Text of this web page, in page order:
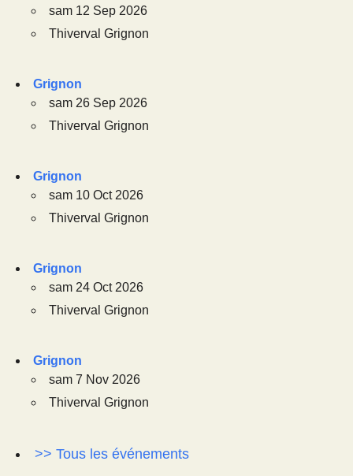
sam 12 Sep 2026
Thiverval Grignon
Grignon
sam 26 Sep 2026
Thiverval Grignon
Grignon
sam 10 Oct 2026
Thiverval Grignon
Grignon
sam 24 Oct 2026
Thiverval Grignon
Grignon
sam 7 Nov 2026
Thiverval Grignon
>> Tous les événements